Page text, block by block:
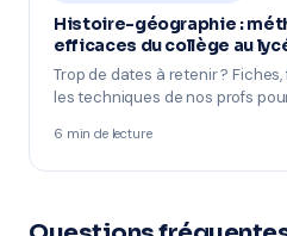
Histoire-géographie :
efficaces du collège au
Trop de dates à retenir ?
les techniques de nos profs
6 min de lecture